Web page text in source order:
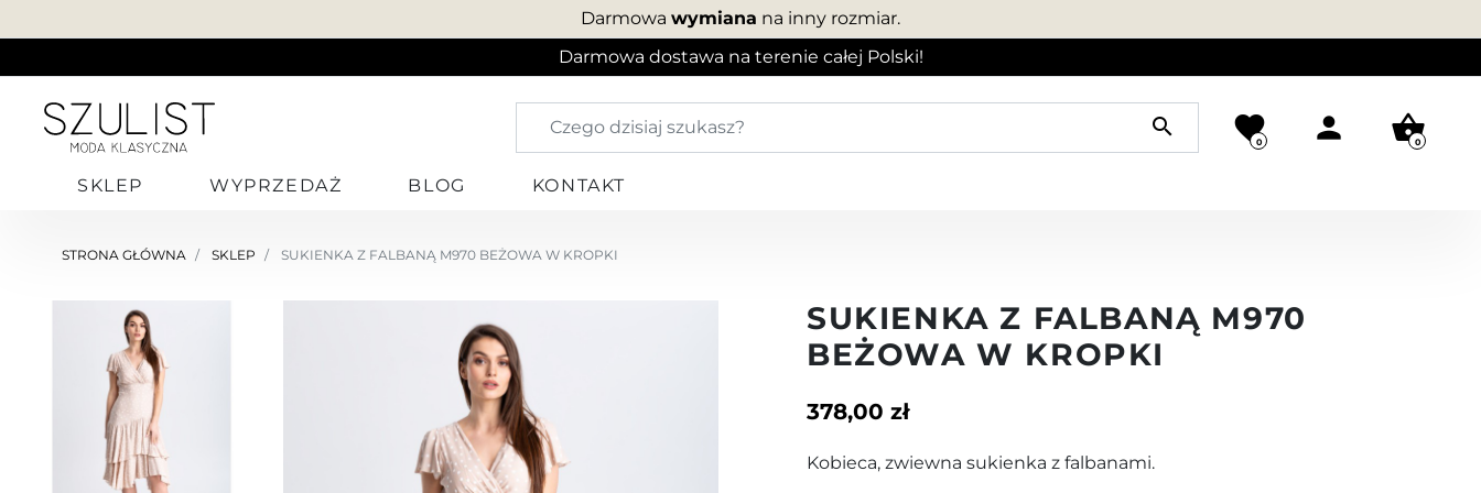
Darmowa wymiana na inny rozmiar.
Darmowa dostawa na terenie całej Polski!
search favorite
0 person shopping_basket
0
SKLEP WYPRZEDAŻ BLOG KONTAKT
STRONA GŁÓWNA SKLEP SUKIENKA Z FALBANĄ M970 BEŻOWA W KROPKI
SUKIENKA Z FALBANĄ M970
BEŻOWA W KROPKI
378,00 zł
Kobieca, zwiewna sukienka z falbanami.